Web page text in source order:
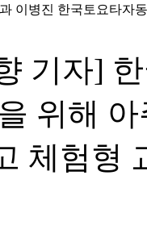
이병진 한국토요타자
기자]
위해
체험형